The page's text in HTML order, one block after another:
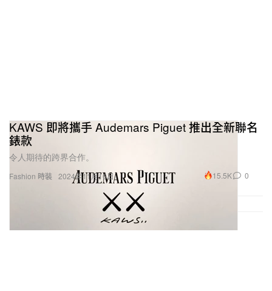
Fashion 時裝
KAWS 即將攜手 Audemars Piguet 推出全新聯名
錶款
令人期待的跨界合作。
2024年11月16日 15.5K 0